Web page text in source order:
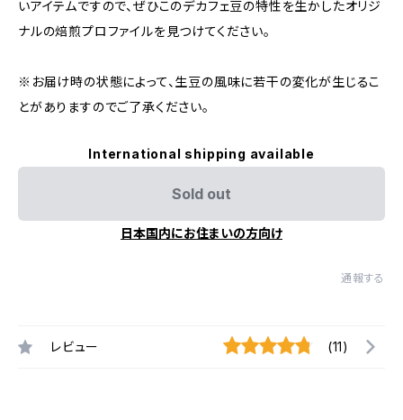
いアイテムですので、ぜひこのデカフェ豆の特性を生かしたオリジ
ナルの焙煎プロファイルを見つけてください。
※お届け時の状態によって、生豆の風味に若干の変化が生じるこ
とがありますのでご了承ください。
International shipping available
Sold out
日本国内にお住まいの方向け
通報する
レビュー (11)